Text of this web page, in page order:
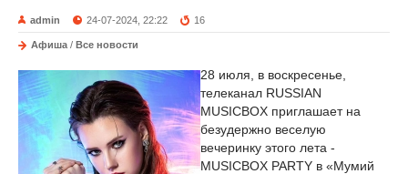
admin 24-07-2024, 22:22 16
Афиша / Все новости
28 июля, в воскресенье,
телеканал RUSSIAN
MUSICBOX приглашает на
безудержно веселую
вечеринку этого лета -
MUSICBOX PARTY в «Мумий